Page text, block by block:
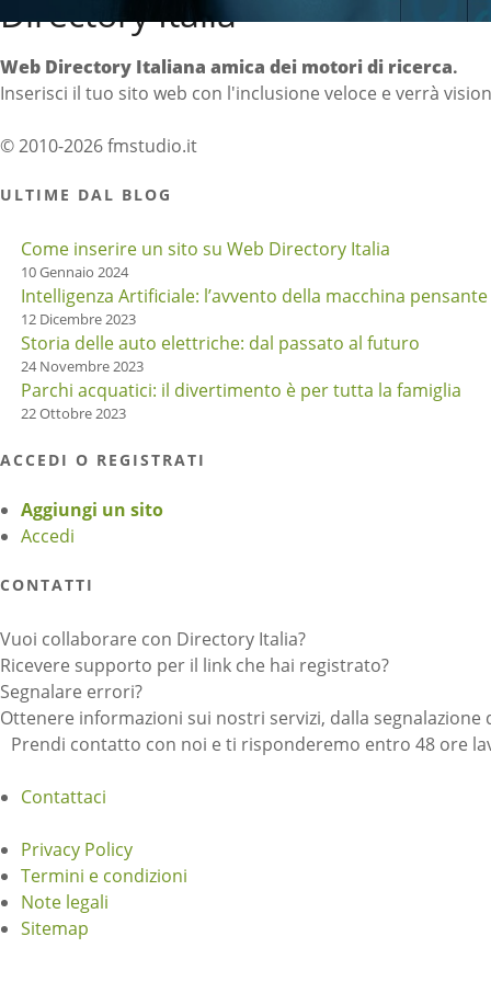
Directory Italia
Web Directory Italiana amica dei motori di ricerca.
Inserisci il tuo sito web con l'inclusione veloce e verrà
© 2010-2026 fmstudio.it
ULTIME DAL BLOG
Come inserire un sito su Web Directory Italia
10 Gennaio 2024
Intelligenza Artificiale: l’avvento della macchina pensante
12 Dicembre 2023
Storia delle auto elettriche: dal passato al futuro
24 Novembre 2023
Parchi acquatici: il divertimento è per tutta la famiglia
22 Ottobre 2023
ACCEDI O REGISTRATI
Aggiungi un sito
Accedi
CONTATTI
Vuoi collaborare con Directory Italia?
Ricevere supporto per il link che hai registrato?
Segnalare errori?
Ottenere informazioni sui nostri servizi, dalla
Prendi contatto con noi e ti risponderemo entro 48 ore
Contattaci
Privacy Policy
Termini e condizioni
Note legali
Sitemap